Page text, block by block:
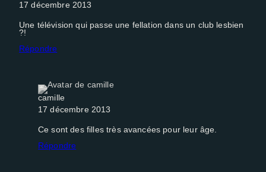
17 décembre 2013
Une télévision qui passe une fellation dans un club lesbien
?!
Répondre
camille
17 décembre 2013
Ce sont des filles très avancées pour leur âge.
Répondre